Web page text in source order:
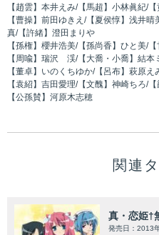
【趙雲】本井えみ/【馬超】小林眞紀/
【曹操】前田ゆきえ/【夏侯惇】浅井
真/【許緒】澄田まりや
【孫権】櫻井浩美/【孫尚香】ひと美/
【周喩】瑞沢 渓/【大喬・小喬】結本
【董卓】いのくちゆか/【呂布】萩原
【袁紹】吉田愛理/【文醜】神崎ちろ/
【公孫賛】河原木志穂
関連
真・恋姫
発売日：2013